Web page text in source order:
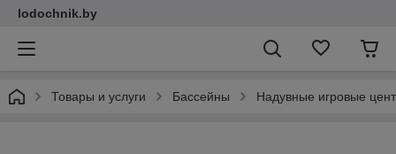
lodochnik.by
Товары и услуги Бассейны Надувные игровые